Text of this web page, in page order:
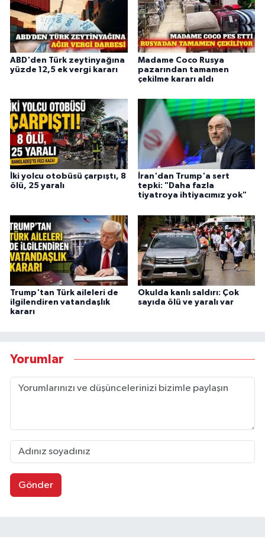
ABD'den Türk zeytinyağına
yüzde 12,5 ek vergi kararı
Madame Coco Rusya
pazarından tamamen
çekilme kararı aldı
İki yolcu otobüsü çarpıştı, 8
ölü, 25 yaralı
İran'dan Trump'a sert
tepki: "Daha fazla
tiyatroya ihtiyacımız yok"
Trump'tan Türk aileleri de
ilgilendiren vatandaşlık
kararı
Okulda kanlı saldırı: Çok
sayıda ölü ve yaralı var
Yorumlar
Gönder